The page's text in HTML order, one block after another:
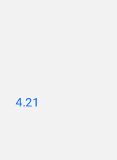
4.21